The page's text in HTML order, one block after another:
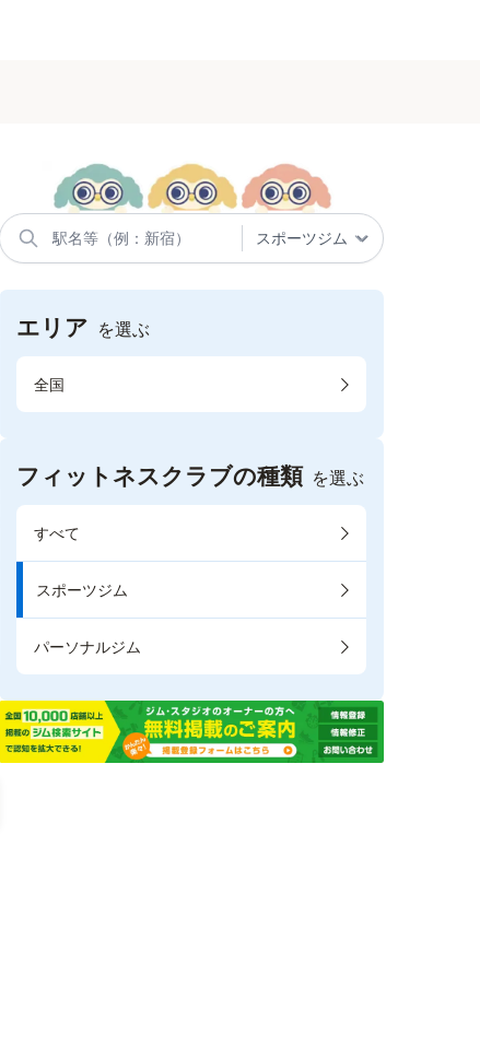
エリア を選ぶ
全国
フィットネスクラブの種類 を選ぶ
すべて
スポーツジム
パーソナルジム